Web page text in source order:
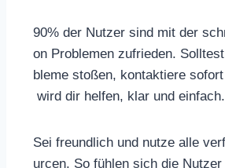
90% der Nutzer sind mit der
on Problemen zufrieden.
bleme stoßen, kontaktiere
wird dir helfen, klar und einfach.
Sei freundlich und nutze alle
urcen. So fühlen sich die